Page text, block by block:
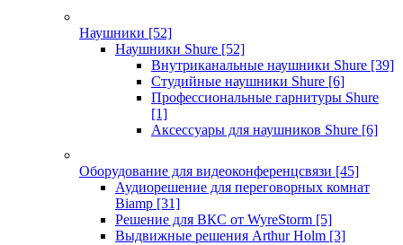
Наушники [52]
Наушники Shure [52]
Внутриканальные наушники Shure [39]
Студийные наушники Shure [6]
Профессиональные гарнитуры Shure
[1]
Аксессуары для наушников Shure [6]
Оборудование для видеоконференцсвязи [45]
Аудиорешение для переговорных комнат
Biamp [31]
Решение для ВКС от WyreStorm [5]
Выдвижные решения Arthur Holm [3]